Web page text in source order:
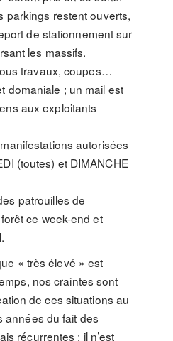
parkings restent ouverts,
de stationnement sur
les massifs.
travaux, coupes…
domaniale ; un mail est
aux exploitants
autorisées
(toutes) et DIMANCHE
patrouilles de
ce week-end et
« très élevé » est
nos craintes sont
de ces situations au
années du fait des
récurrentes ; il n’est